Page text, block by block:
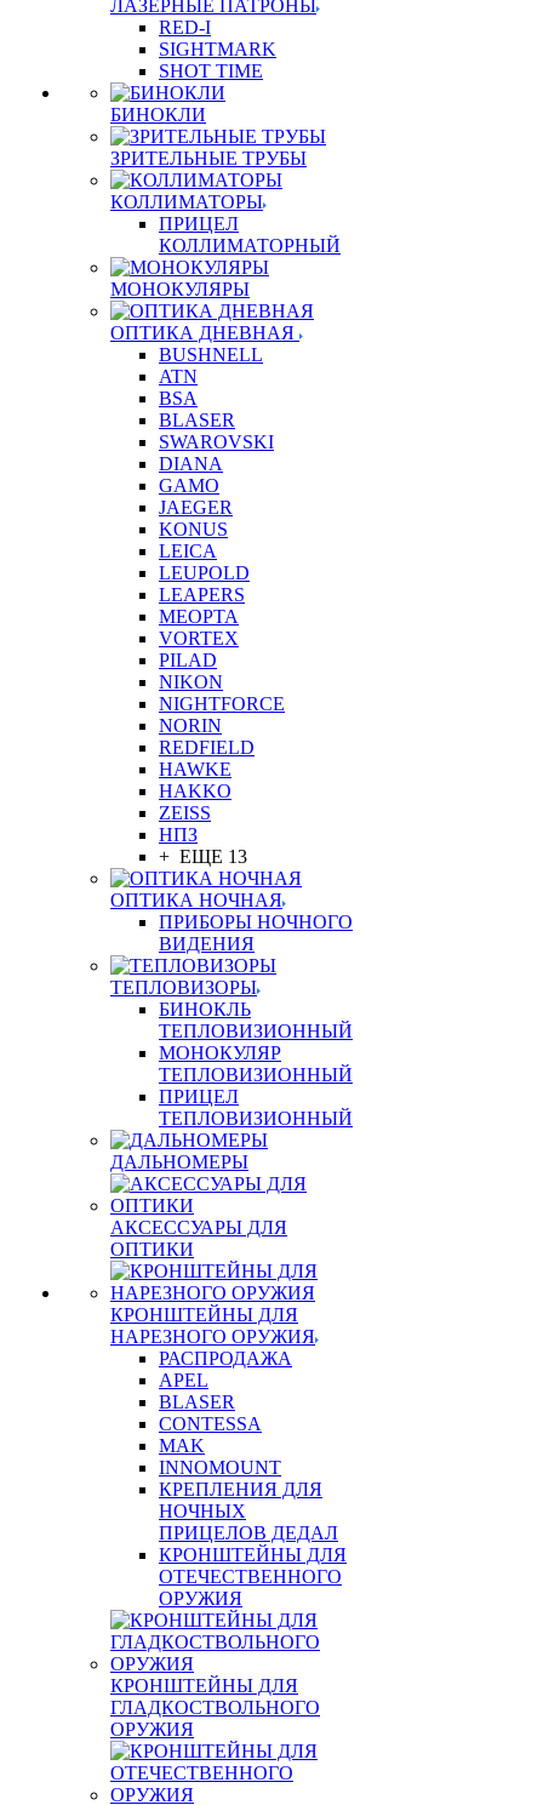
ЛАЗЕРНЫЕ ПАТРОНЫ
RED-I
SIGHTMARK
SHOT TIME
БИНОКЛИ
ЗРИТЕЛЬНЫЕ ТРУБЫ
КОЛЛИМАТОРЫ
ПРИЦЕЛ
КОЛЛИМАТОРНЫЙ
МОНОКУЛЯРЫ
ОПТИКА ДНЕВНАЯ
BUSHNELL
ATN
BSA
BLASER
SWAROVSKI
DIANA
GAMO
JAEGER
KONUS
LEICA
LEUPOLD
LEAPERS
MEOPTA
VORTEX
PILAD
NIKON
NIGHTFORCE
NORIN
REDFIELD
HAWKE
HAKKO
ZEISS
НПЗ
+ ЕЩЕ 13
ОПТИКА НОЧНАЯ
ПРИБОРЫ НОЧНОГО
ВИДЕНИЯ
ТЕПЛОВИЗОРЫ
БИНОКЛЬ
ТЕПЛОВИЗИОННЫЙ
МОНОКУЛЯР
ТЕПЛОВИЗИОННЫЙ
ПРИЦЕЛ
ТЕПЛОВИЗИОННЫЙ
ДАЛЬНОМЕРЫ
АКСЕССУАРЫ ДЛЯ
ОПТИКИ
КРОНШТЕЙНЫ ДЛЯ
НАРЕЗНОГО ОРУЖИЯ
РАСПРОДАЖА
APEL
BLASER
CONTESSA
MAK
INNOMOUNT
КРЕПЛЕНИЯ ДЛЯ
НОЧНЫХ
ПРИЦЕЛОВ ДЕДАЛ
КРОНШТЕЙНЫ ДЛЯ
ОТЕЧЕСТВЕННОГО
ОРУЖИЯ
КРОНШТЕЙНЫ ДЛЯ
ГЛАДКОСТВОЛЬНОГО
ОРУЖИЯ